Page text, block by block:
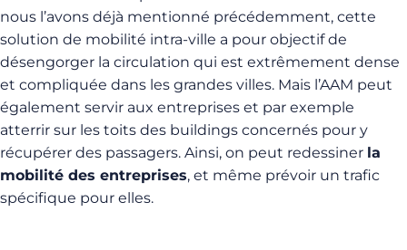
nous l’avons déjà mentionné précédemment, cette
solution de mobilité intra-ville a pour objectif de
désengorger la circulation qui est extrêmement dense
et compliquée dans les grandes villes. Mais l’AAM peut
également servir aux entreprises et par exemple
atterrir sur les toits des buildings concernés pour y
récupérer des passagers. Ainsi, on peut redessiner la
mobilité des entreprises, et même prévoir un trafic
spécifique pour elles.